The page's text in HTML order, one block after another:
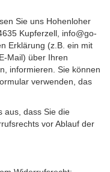
Sie uns Hohenloher
Kupferzell, info@go-
Erklärung (z.B. ein mit
Mail) über Ihren
informieren. Sie können
verwenden, das
aus, dass Sie die
vor Ablauf der